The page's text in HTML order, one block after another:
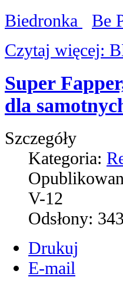
Biedronka
Be
Czytaj więcej:
Super
dla
Szczegóły
Kategoria:
V-12
Odsłony:
Drukuj
E-mail